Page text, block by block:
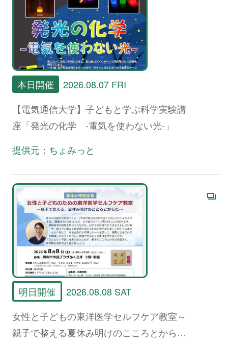
本日開催
2026.08.07 FRI
【電気通信大学】子どもと学ぶ科学実験講
座「発光の化学 -電気を使わない光-」
提供元：ちょみっと
明日開催
2026.08.08 SAT
女性と子どもの東洋医学セルフケア教室～
親子で整える夏休み明けのこころとからだ